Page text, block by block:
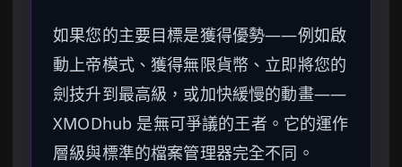
如果您的主要目標是獲得優勢——例如啟
動上帝模式、獲得無限貨幣、立即將您的
劍技升到最高級，或加快緩慢的動畫——
XMODhub 是無可爭議的王者。它的運作
層級與標準的檔案管理器完全不同。